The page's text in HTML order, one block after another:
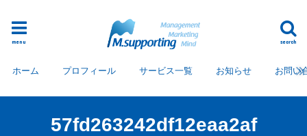
search
menu
ホーム プロフィール サービス一覧 お知らせ お問い
57fd263242df12eaa2af